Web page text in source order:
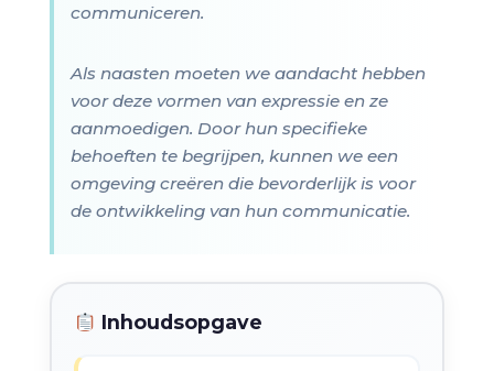
communiceren.
Als naasten moeten we aandacht hebben
voor deze vormen van expressie en ze
aanmoedigen. Door hun specifieke
behoeften te begrijpen, kunnen we een
omgeving creëren die bevorderlijk is voor
de ontwikkeling van hun communicatie.
Inhoudsopgave